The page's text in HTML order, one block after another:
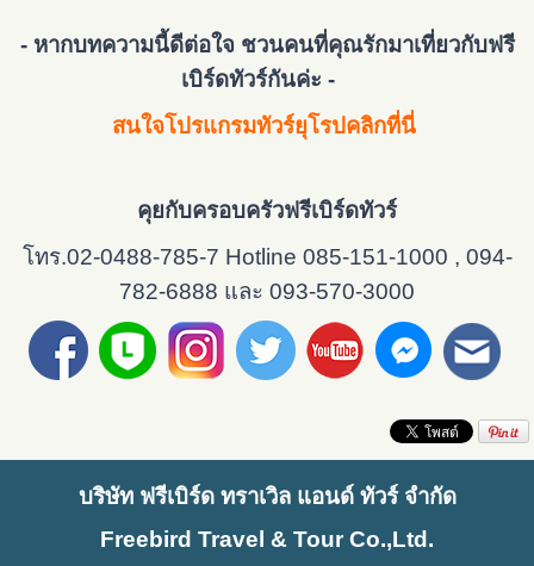
- หากบทความนี้ดีต่อใจ ชวนคนที่คุณรักมาเที่ยวกับฟรี
เบิร์ดทัวร์กันค่ะ -
สนใจโปรแกรมทัวร์ยุโรปคลิกที่นี่
คุยกับครอบครัวฟรีเบิร์ดทัวร์
โทร.02-0488-785-7 Hotline 085-151-1000 , 094-
782-6888 และ 093-570-3000
บริษัท ฟรีเบิร์ด ทราเวิล แอนด์ ทัวร์ จำกัด
Freebird Travel & Tour Co.,Ltd.